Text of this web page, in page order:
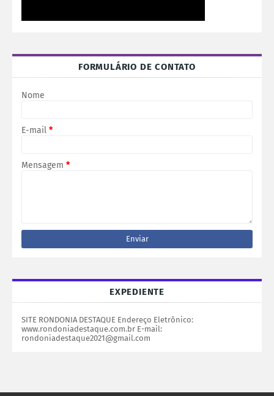
FORMULÁRIO DE CONTATO
Nome
E-mail *
Mensagem *
EXPEDIENTE
SITE RONDONIA DESTAQUE Endereço Eletrônico:
www.rondoniadestaque.com.br E-mail:
rondoniadestaque2021@gmail.com